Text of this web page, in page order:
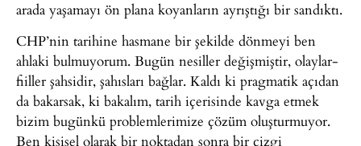
arada yaşamayı ön plana koyanların ayrıştığı bir sandıktı.
CHP’nin tarihine hasmane bir şekilde dönmeyi ben
ahlaki bulmuyorum. Bugün nesiller değişmiştir, olaylar-
fiiller şahsidir, şahısları bağlar. Kaldı ki pragmatik açıdan
da bakarsak, ki bakalım, tarih içerisinde kavga etmek
bizim bugünkü problemlerimize çözüm oluşturmuyor.
Ben kişisel olarak bir noktadan sonra bir çizgi